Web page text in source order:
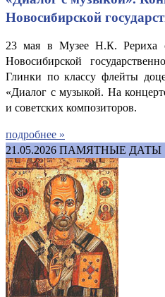
Новосибирской
23 мая в Музее Н.К. Рериха
Новосибирской
Глинки по классу флейты
«Диалог с музыкой. На
и советских композиторов.
подробнее »
21.05.2026 ПАМЯТНЫЕ ДАТЫ